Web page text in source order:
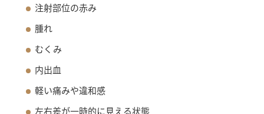
注射部位の赤み
腫れ
むくみ
内出血
軽い痛みや違和感
左右差が一時的に見える状態